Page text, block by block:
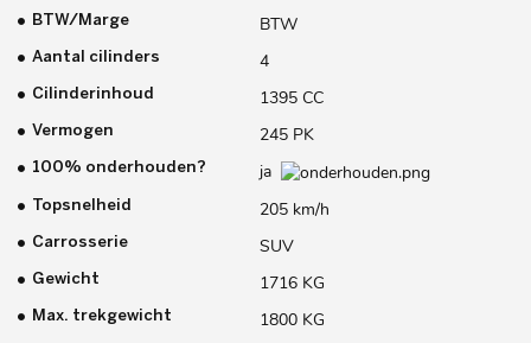
BTW/Marge BTW
Aantal cilinders 4
Cilinderinhoud 1395 CC
Vermogen 245 PK
100% onderhouden? ja
Topsnelheid 205 km/h
Carrosserie SUV
Gewicht 1716 KG
Max. trekgewicht 1800 KG